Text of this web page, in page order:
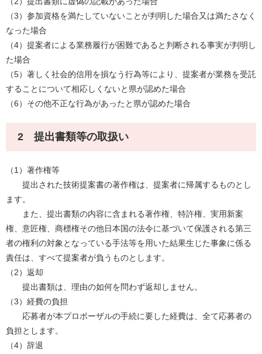
（3）参加資格を満たしていないことが判明した場合又は満たさなく
なった場合
（4）提案者による業務履行が困難であると判断される事実が判明し
た場合
（5）著しく社会的信用を損なう行為等により、提案者が業務を受託
することについて相応しくないと県が認めた場合
（6）その他不正な行為があったと県が認めた場合
2 提出書類等の取扱い
（1）著作権等
提出された技術提案書の著作権は、提案者に帰属するものとし
ます。
また、提出書類の内容に含まれる著作権、特許権、実用新案
権、意匠権、商標権その他日本国の法令に基づいて保護される第三
者の権利の対象となっている手法等を用いた結果生じた事象に係る
責任は、すべて提案者が負うものとします。
（2）返却
提出書類は、理由の如何を問わず返却しません。
（3）経費の負担
応募者が本プロポーザルの手続に要した経費は、全て応募者の
負担とします。
（4）辞退